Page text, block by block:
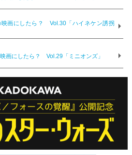
映画にしたら？ Vol.30「ハイネケン誘拐
画にしたら？ Vol.29「ミニオンズ」